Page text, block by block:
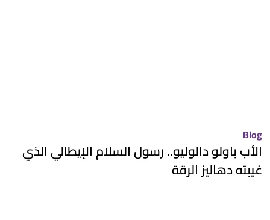
Blog
الأب باولو دالوليو.. رسول السلام الإيطالي الذي
غيبته دهاليز الرقة